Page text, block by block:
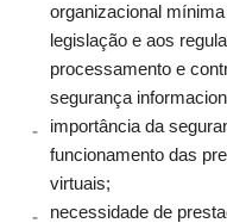
organizacional
legislação e aos
processamento e
segurança
importância da
funcionamento das
virtuais;
necessidade de